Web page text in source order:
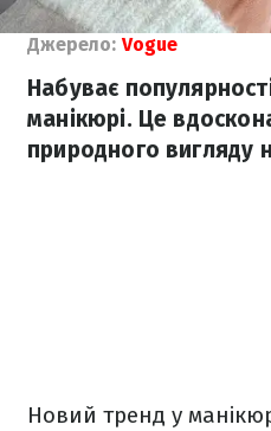
Джерело: Vogue
Набуває
манікюрі. Це
природного вигляду
Новий тренд у